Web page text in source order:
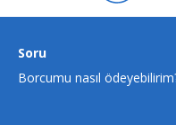
Soru
Borcumu nasıl